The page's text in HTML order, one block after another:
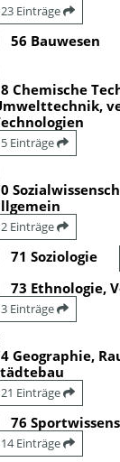
23 Einträge
56 Bauwesen
Chemische
5 Einträge
2 Einträge
71 Soziologie
73 Ethnologie,
3 Einträge
Geographie,
21 Einträge
76
14 Einträge